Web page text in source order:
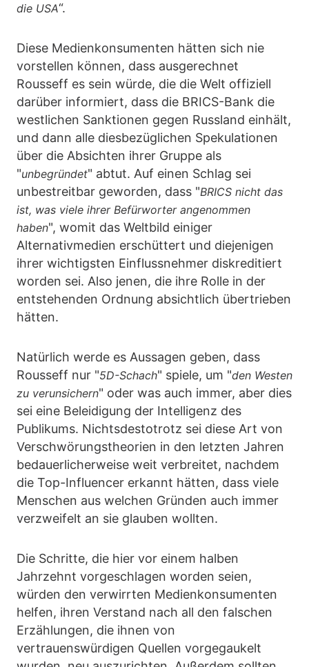
die USA“.
Diese Medienkonsumenten hätten sich nie
vorstellen können, dass ausgerechnet
Rousseff es sein würde, die die Welt offiziell
darüber informiert, dass die BRICS-Bank die
westlichen Sanktionen gegen Russland einhält,
und dann alle diesbezüglichen Spekulationen
über die Absichten ihrer Gruppe als
"unbegründet" abtut. Auf einen Schlag sei
unbestreitbar geworden, dass "BRICS nicht das
ist, was viele ihrer Befürworter angenommen
haben", womit das Weltbild einiger
Alternativmedien erschüttert und diejenigen
ihrer wichtigsten Einflussnehmer diskreditiert
worden sei. Also jenen, die ihre Rolle in der
entstehenden Ordnung absichtlich übertrieben
hätten.
Natürlich werde es Aussagen geben, dass
Rousseff nur "5D-Schach" spiele, um "den Westen
zu verunsichern" oder was auch immer, aber dies
sei eine Beleidigung der Intelligenz des
Publikums. Nichtsdestotrotz sei diese Art von
Verschwörungstheorien in den letzten Jahren
bedauerlicherweise weit verbreitet, nachdem
die Top-Influencer erkannt hätten, dass viele
Menschen aus welchen Gründen auch immer
verzweifelt an sie glauben wollten.
Die Schritte, die hier vor einem halben
Jahrzehnt vorgeschlagen worden seien,
würden den verwirrten Medienkonsumenten
helfen, ihren Verstand nach all den falschen
Erzählungen, die ihnen von
vertrauenswürdigen Quellen vorgegaukelt